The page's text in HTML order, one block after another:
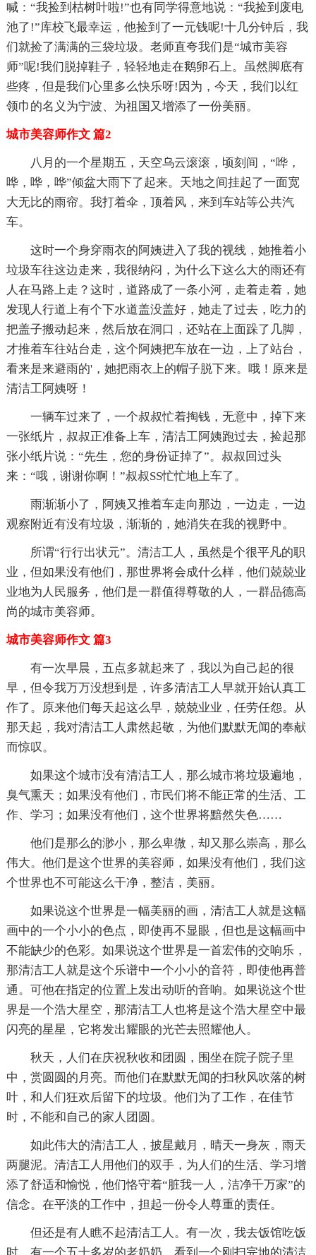
喊：“我捡到枯树叶啦!”也有同学得意地说：“我捡到废电
池了!”库校飞最幸运，他捡到了一元钱呢!十几分钟后，我
们就捡了满满的三袋垃圾。老师直夸我们是“城市美容
师”呢!我们脱掉鞋子，轻轻地走在鹅卵石上。虽然脚底有
些疼，但是我们心里多么快乐呀!因为，今天，我们以红
领巾的名义为宁波、为祖国又增添了一份美丽。
城市美容师作文 篇2
八月的一个星期五，天空乌云滚滚，顷刻间，“哗，
哗，哗，哗”倾盆大雨下了起来。天地之间挂起了一面宽
大无比的雨帘。我打着伞，顶着风，来到车站等公共汽
车。
这时一个身穿雨衣的阿姨进入了我的视线，她推着小
垃圾车往这边走来，我很纳闷，为什么下这么大的雨还有
人在马路上走？这时，道路成了一条小河，走着走着，她
发现人行道上有个下水道盖没盖好，她走了过去，吃力的
把盖子搬动起来，然后放在洞口，还站在上面跺了几脚，
才推着车往站台走，这个阿姨把车放在一边，上了站台，
看来是来避雨的'，她把雨衣上的帽子脱下来。哦！原来是
清洁工阿姨呀！
一辆车过来了，一个叔叔忙着掏钱，无意中，掉下来
一张纸片，叔叔正准备上车，清洁工阿姨跑过去，捡起那
张小纸片说：“先生，您的身份证掉了”。叔叔回过头
来：“哦，谢谢你啊！”叔叔SS忙忙地上车了。
雨渐渐小了，阿姨又推着车走向那边，一边走，一边
观察附近有没有垃圾，渐渐的，她消失在我的视野中。
所谓“行行出状元”。清洁工人，虽然是个很平凡的职
业，但如果没有他们，那世界将会成什么样，他们兢兢业
业地为人民服务，他们是一群值得尊敬的人，一群品德高
尚的城市美容师。
城市美容师作文 篇3
有一次早晨，五点多就起来了，我以为自己起的很
早，但令我万万没想到是，许多清洁工人早就开始认真工
作了。原来他们每天起这么早，兢兢业业，任劳任怨。从
那天起，我对清洁工人肃然起敬，为他们默默无闻的奉献
而惊叹。
如果这个城市没有清洁工人，那么城市将垃圾遍地，
臭气熏天；如果没有他们，市民们将不能正常的生活、工
作、学习；如果没有他们，这个世界将黯然失色……
他们是那么的渺小，那么卑微，却又那么崇高，那么
伟大。他们是这个世界的美容师，如果没有他们，我们这
个世界也不可能这么干净，整洁，美丽。
如果说这个世界是一幅美丽的画，清洁工人就是这幅
画中的一个小小的色点，即使再不显眼，但也是这幅画中
不能缺少的色彩。如果说这个世界是一首宏伟的交响乐，
那清洁工人就是这个乐谱中一个小小的音符，即使他再普
通。可他在指定的位置上发出动听的音响。如果说这个世
界是一个浩大星空，那清洁工人也将是这个浩大星空中最
闪亮的星星，它将发出耀眼的光芒去照耀他人。
秋天，人们在庆祝秋收和团圆，围坐在院子院子里
中，赏圆圆的月亮。而他们在默默无闻的扫秋风吹落的树
叶，和人们狂欢后留下的垃圾。他们为了工作，在佳节
时，不能和自己的家人团圆。
如此伟大的清洁工人，披星戴月，晴天一身灰，雨天
两腿泥。清洁工人用他们的双手，为人们的生活、学习增
添了舒适和愉悦，他们恪守着“脏我一人，洁净千万家”的
信念。在平淡的工作中，担起一份令人尊重的责任。
但还是有人瞧不起清洁工人。有一次，我去饭馆吃饭